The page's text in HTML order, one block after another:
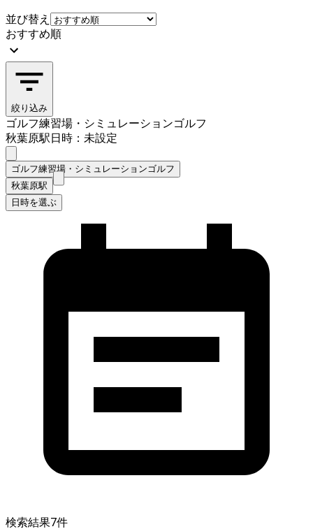
並び替え
おすすめ順
絞り込み
ゴルフ練習場・シミュレーションゴルフ
秋葉原駅日時：未設定
ゴルフ練習場・シミュレーションゴルフ
秋葉原駅
日時を選ぶ
検索結果7件